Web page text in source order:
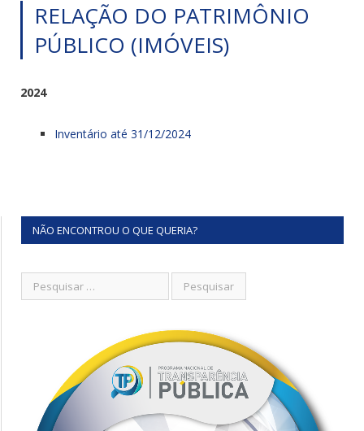
RELAÇÃO DO PATRIMÔNIO
PÚBLICO (IMÓVEIS)
2024
Inventário até 31/12/2024
NÃO ENCONTROU O QUE QUERIA?